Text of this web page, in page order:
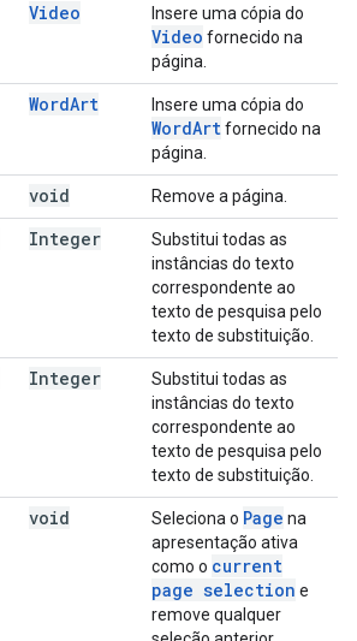
Video Insere uma cópia do
Video fornecido na
página.
WordArt Insere uma cópia do
WordArtfornecido na
página.
void Remove a página.
Integer
Substitui todas as
instâncias do texto
correspondente ao
texto de pesquisa pelo
texto de substituição.
Integer
Substitui todas as
instâncias do texto
correspondente ao
texto de pesquisa pelo
texto de substituição.
void Seleciona o Page na
apresentação ativa
como o current
page selection e
remove qualquer